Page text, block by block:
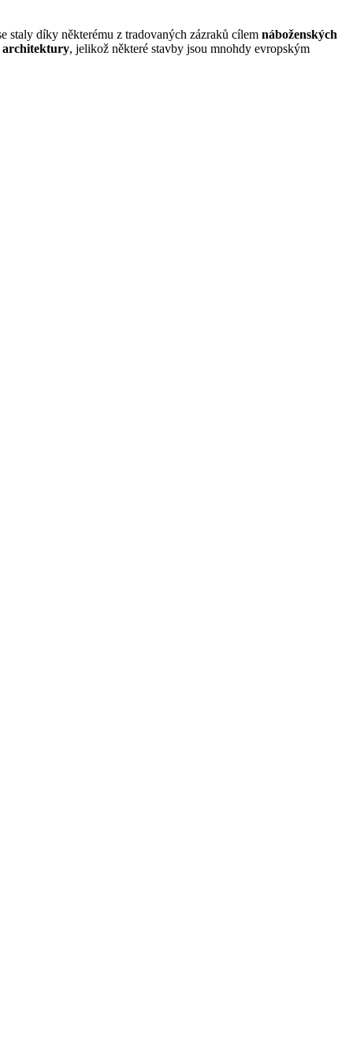
staly díky některému z tradovaných zázraků cílem náboženských
, jelikož některé stavby jsou mnohdy evropským